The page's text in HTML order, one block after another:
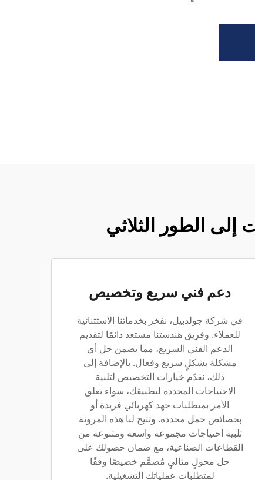
دعم فني سريع وتخصيص
في شركة جولدبيل، نفخر بخدماتنا الاستثنائية
للعملاء. وفريق هندستنا مستعد دائمًا لتقديم
الدعم الفني السريع، مما يضمن حل أي
مشكلة بشكلٍ سريع وفعال. بالإضافة إلى
ذلك، نقدّم خيارات التخصيص لتلبية
الاحتياجات المحددة لتطبيقك، سواء تعلق
الأمر بمتطلبات جهد كهربائي فريدة أو
بخصائص حمل محددة. وتتيح لنا هذه المرونة
تلبية احتياجات مجموعة واسعة ومتنوعة من
القطاعات الصناعية، مع ضمان حصولك على
حل محولٍ مثاليٍ مُصمَّم خصيصًا وفقًا
لمتطلبات عملياتك التشغيلية.